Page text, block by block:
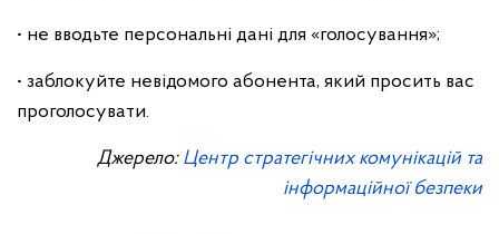
• не вводьте персональні дані для «голосування»;
• заблокуйте невідомого абонента, який просить вас
проголосувати.
Джерело: Центр стратегічних комунікацій та
інформаційної безпеки